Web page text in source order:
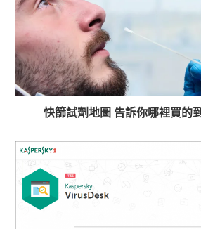
快篩試劑地圖 告訴你哪裡買的